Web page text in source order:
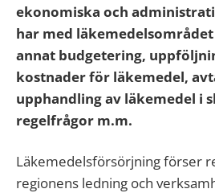
ekonomiska och
har med
annat budgetering,
kostnader för läkemedel,
upphandling av läkemedel i
regelfrågor m.m.
Läkemedelsförsörjning förser
regionens ledning och